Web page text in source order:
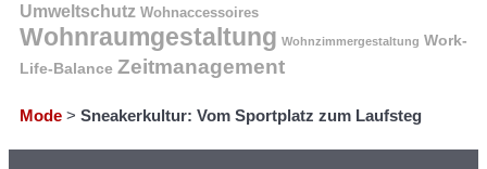
Umweltschutz Wohnaccessoires
Wohnraumgestaltung Wohnzimmergestaltung Work-
Life-Balance Zeitmanagement
Mode > Sneakerkultur: Vom Sportplatz zum Laufsteg